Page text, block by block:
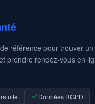
référence pour trouver
prendre rendez-vous en
Données RGPD